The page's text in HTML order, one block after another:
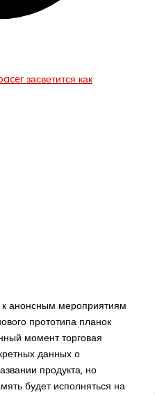
к анонсным мероприятиям
прототипа планок
момент торговая
данных о
продукта, но
будет исполняться на